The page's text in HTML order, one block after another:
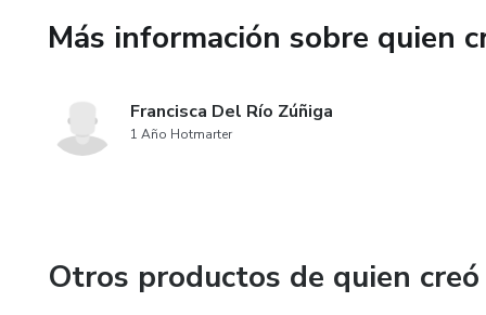
Clase 2.1 Aplicaciones y
Más información sobre quien
Francisca Del Río Zúñiga
1 Año Hotmarter
Otros productos de quien